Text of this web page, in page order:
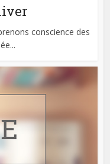
conscience des